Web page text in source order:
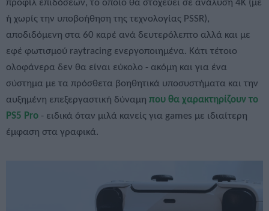
προφίλ επιδόσεων, το οποίο θα στοχεύει σε ανάλυση 4Κ (με
ή χωρίς την υποβοήθηση της τεχνολογίας PSSR),
αποδιδόμενη στα 60 καρέ ανά δευτερόλεπτο αλλά και με
εφέ φωτισμού raytracing ενεργοποιημένα. Κάτι τέτοιο
ολοφάνερα δεν θα είναι εύκολο - ακόμη και για ένα
σύστημα με τα πρόσθετα βοηθητικά υποσυστήματα και την
αυξημένη επεξεργαστική δύναμη που θα χαρακτηρίζουν το
PS5 Pro - ειδικά όταν μιλά κανείς για games με ιδιαίτερη
έμφαση στα γραφικά.